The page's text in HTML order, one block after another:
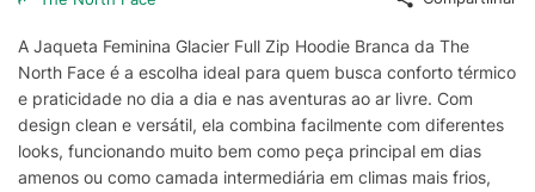
A Jaqueta Feminina Glacier Full Zip Hoodie Branca da The
North Face é a escolha ideal para quem busca conforto térmico
e praticidade no dia a dia e nas aventuras ao ar livre. Com
design clean e versátil, ela combina facilmente com diferentes
looks, funcionando muito bem como peça principal em dias
amenos ou como camada intermediária em climas mais frios,